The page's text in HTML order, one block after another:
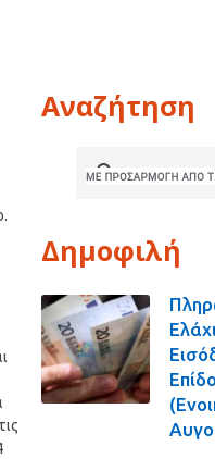
Αναζήτηση
Δημοφιλή